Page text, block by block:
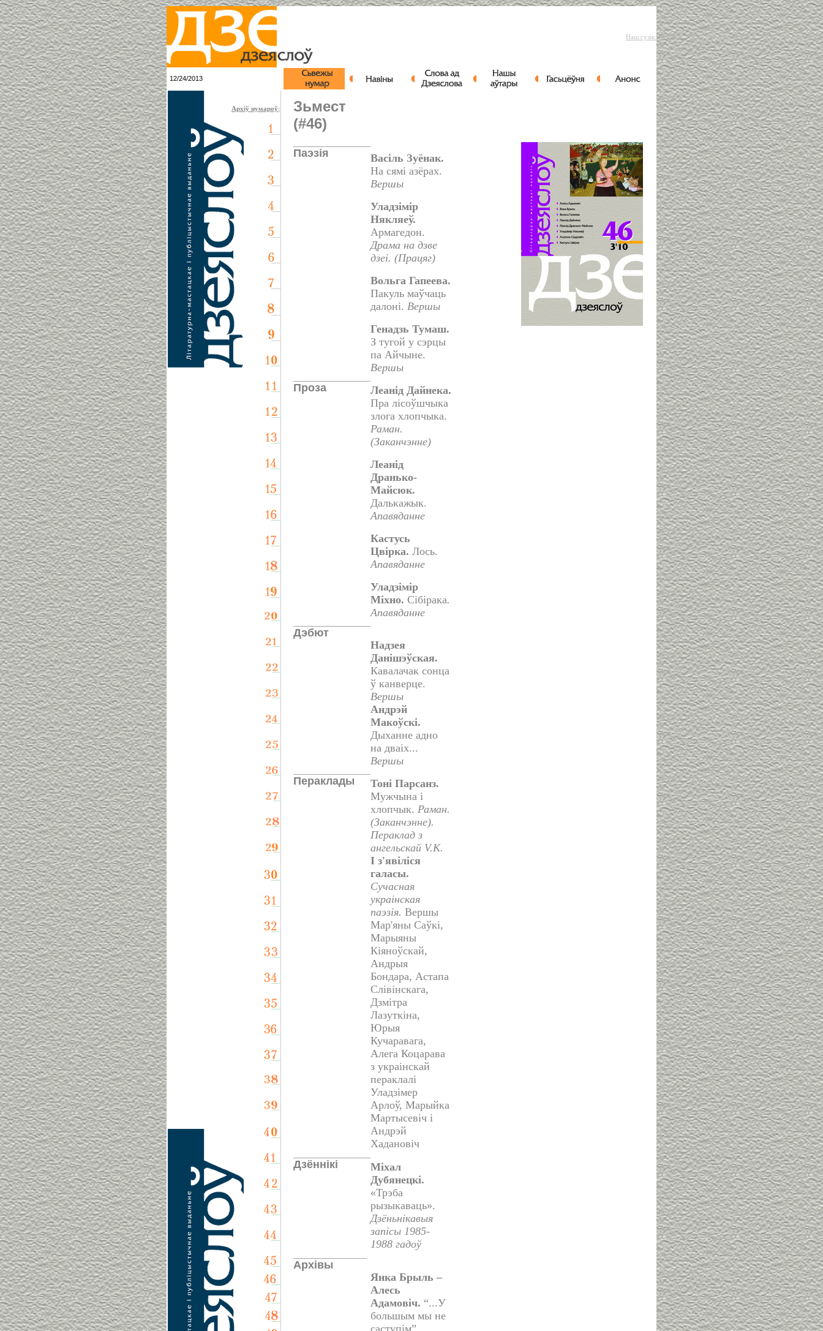
Наш гузік:
12/24/2013
Архіў нумароў:
Зьмест
(#46)
Паэзія
Васіль Зуёнак.
На сямі азёрах.
Вершы
Уладзімір
Някляеў.
Армагедон.
Драма на дзве
дзеі. (Працяг)
Вольга Гапеева.
Пакуль маўчаць
далоні. Вершы
Генадзь Тумаш.
З тугой у сэрцы
па Айчыне.
Вершы
Проза
Леанід Дайнека.
Пра лісоўшчыка
злога хлопчыка.
Раман.
(Заканчэнне)
Леанід
Дранько-
Майсюк.
Далькажык.
Апавяданне
Кастусь
Цвірка. Лось.
Апавяданне
Уладзімір
Міхно. Сібірака.
Апавяданне
Дэбют
Надзея
Данішэўская.
Кавалачак сонца
ў канверце.
Вершы
Андрэй
Макоўскі.
Дыханне адно
на дваіх...
Вершы
Пераклады
Тоні Парсанз.
Мужчына і
хлопчык. Раман.
(Заканчэнне).
Пераклад з
ангельскай V.K.
І з'явіліся
галасы.
Сучасная
украінская
паэзія. Вершы
Мар'яны Саўкі,
Марыяны
Кіяноўскай,
Андрыя
Бондара, Астапа
Слівінскага,
Дзмітра
Лазуткіна,
Юрыя
Кучаравага,
Алега Коцарава
з украінскай
пераклалі
Уладзімер
Арлоў, Марыйка
Мартысевіч і
Андрэй
Хадановіч
Дзённікі
Міхал
Дубянецкі.
«Трэба
рызыкаваць».
Дзёньнікавыя
запісы 1985-
1988 гадоў
Архівы
Янка Брыль –
Алесь
Адамовіч. “...У
большым мы не
саступім”.